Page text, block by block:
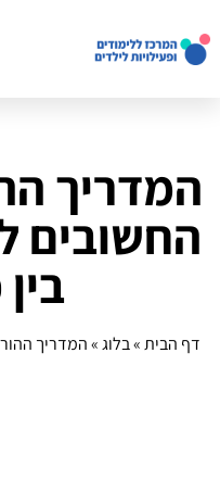
המדריך
החשובים
דף הבית»בלוג»המדריך